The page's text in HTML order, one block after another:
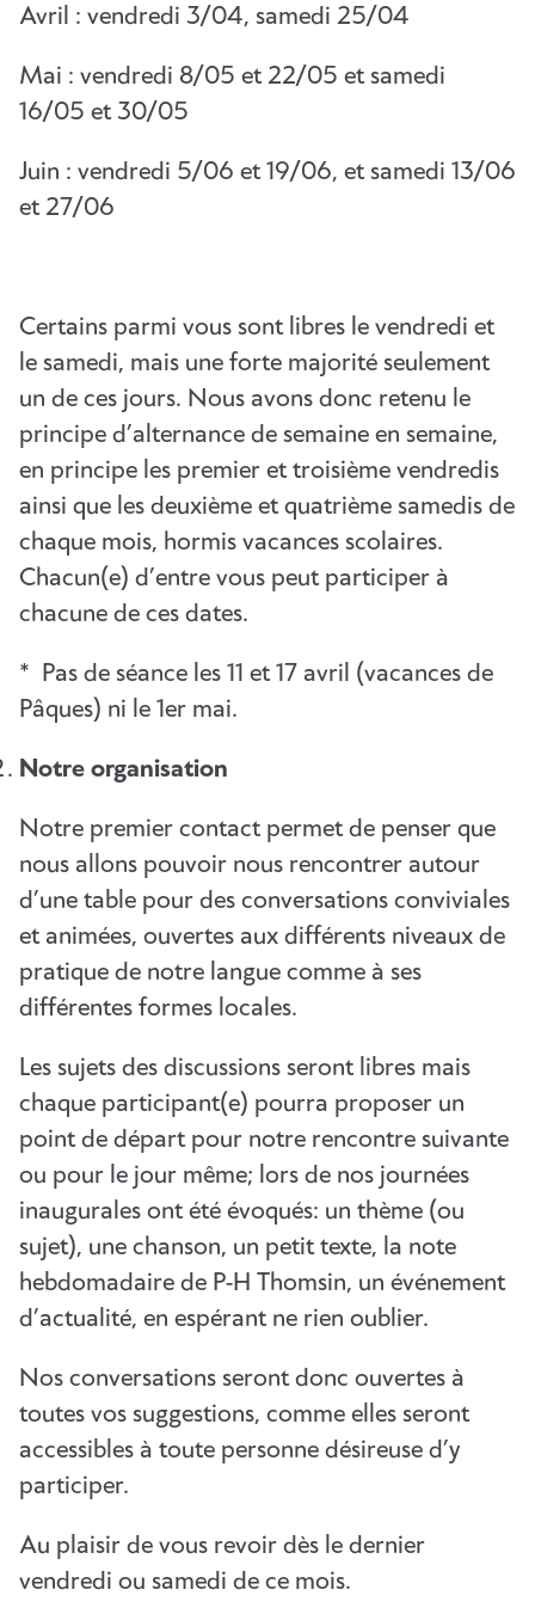
Avril : vendredi 3/04, samedi 25/04
Mai : vendredi 8/05 et 22/05 et samedi
16/05 et 30/05
Juin : vendredi 5/06 et 19/06, et samedi 13/06
et 27/06
Certains parmi vous sont libres le vendredi et
le samedi, mais une forte majorité seulement
un de ces jours. Nous avons donc retenu le
principe d’alternance de semaine en semaine,
en principe les premier et troisième vendredis
ainsi que les deuxième et quatrième samedis de
chaque mois, hormis vacances scolaires.
Chacun(e) d’entre vous peut participer à
chacune de ces dates.
* Pas de séance les 11 et 17 avril (vacances de
Pâques) ni le 1er mai.
Notre organisation
Notre premier contact permet de penser que
nous allons pouvoir nous rencontrer autour
d’une table pour des conversations conviviales
et animées, ouvertes aux différents niveaux de
pratique de notre langue comme à ses
différentes formes locales.
Les sujets des discussions seront libres mais
chaque participant(e) pourra proposer un
point de départ pour notre rencontre suivante
ou pour le jour même; lors de nos journées
inaugurales ont été évoqués: un thème (ou
sujet), une chanson, un petit texte, la note
hebdomadaire de P-H Thomsin, un événement
d’actualité, en espérant ne rien oublier.
Nos conversations seront donc ouvertes à
toutes vos suggestions, comme elles seront
accessibles à toute personne désireuse d’y
participer.
Au plaisir de vous revoir dès le dernier
vendredi ou samedi de ce mois.